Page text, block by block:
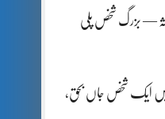
— بزرگ شخص پلی
ایک شخص جاں بحق،